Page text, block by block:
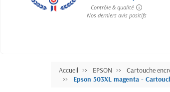
Accueil EPSON Cartouche
Epson 503XL magenta -